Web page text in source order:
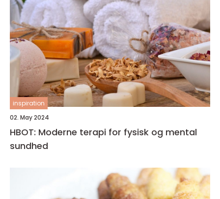
inspiration
02. May 2024
HBOT: Moderne terapi for fysisk og mental
sundhed